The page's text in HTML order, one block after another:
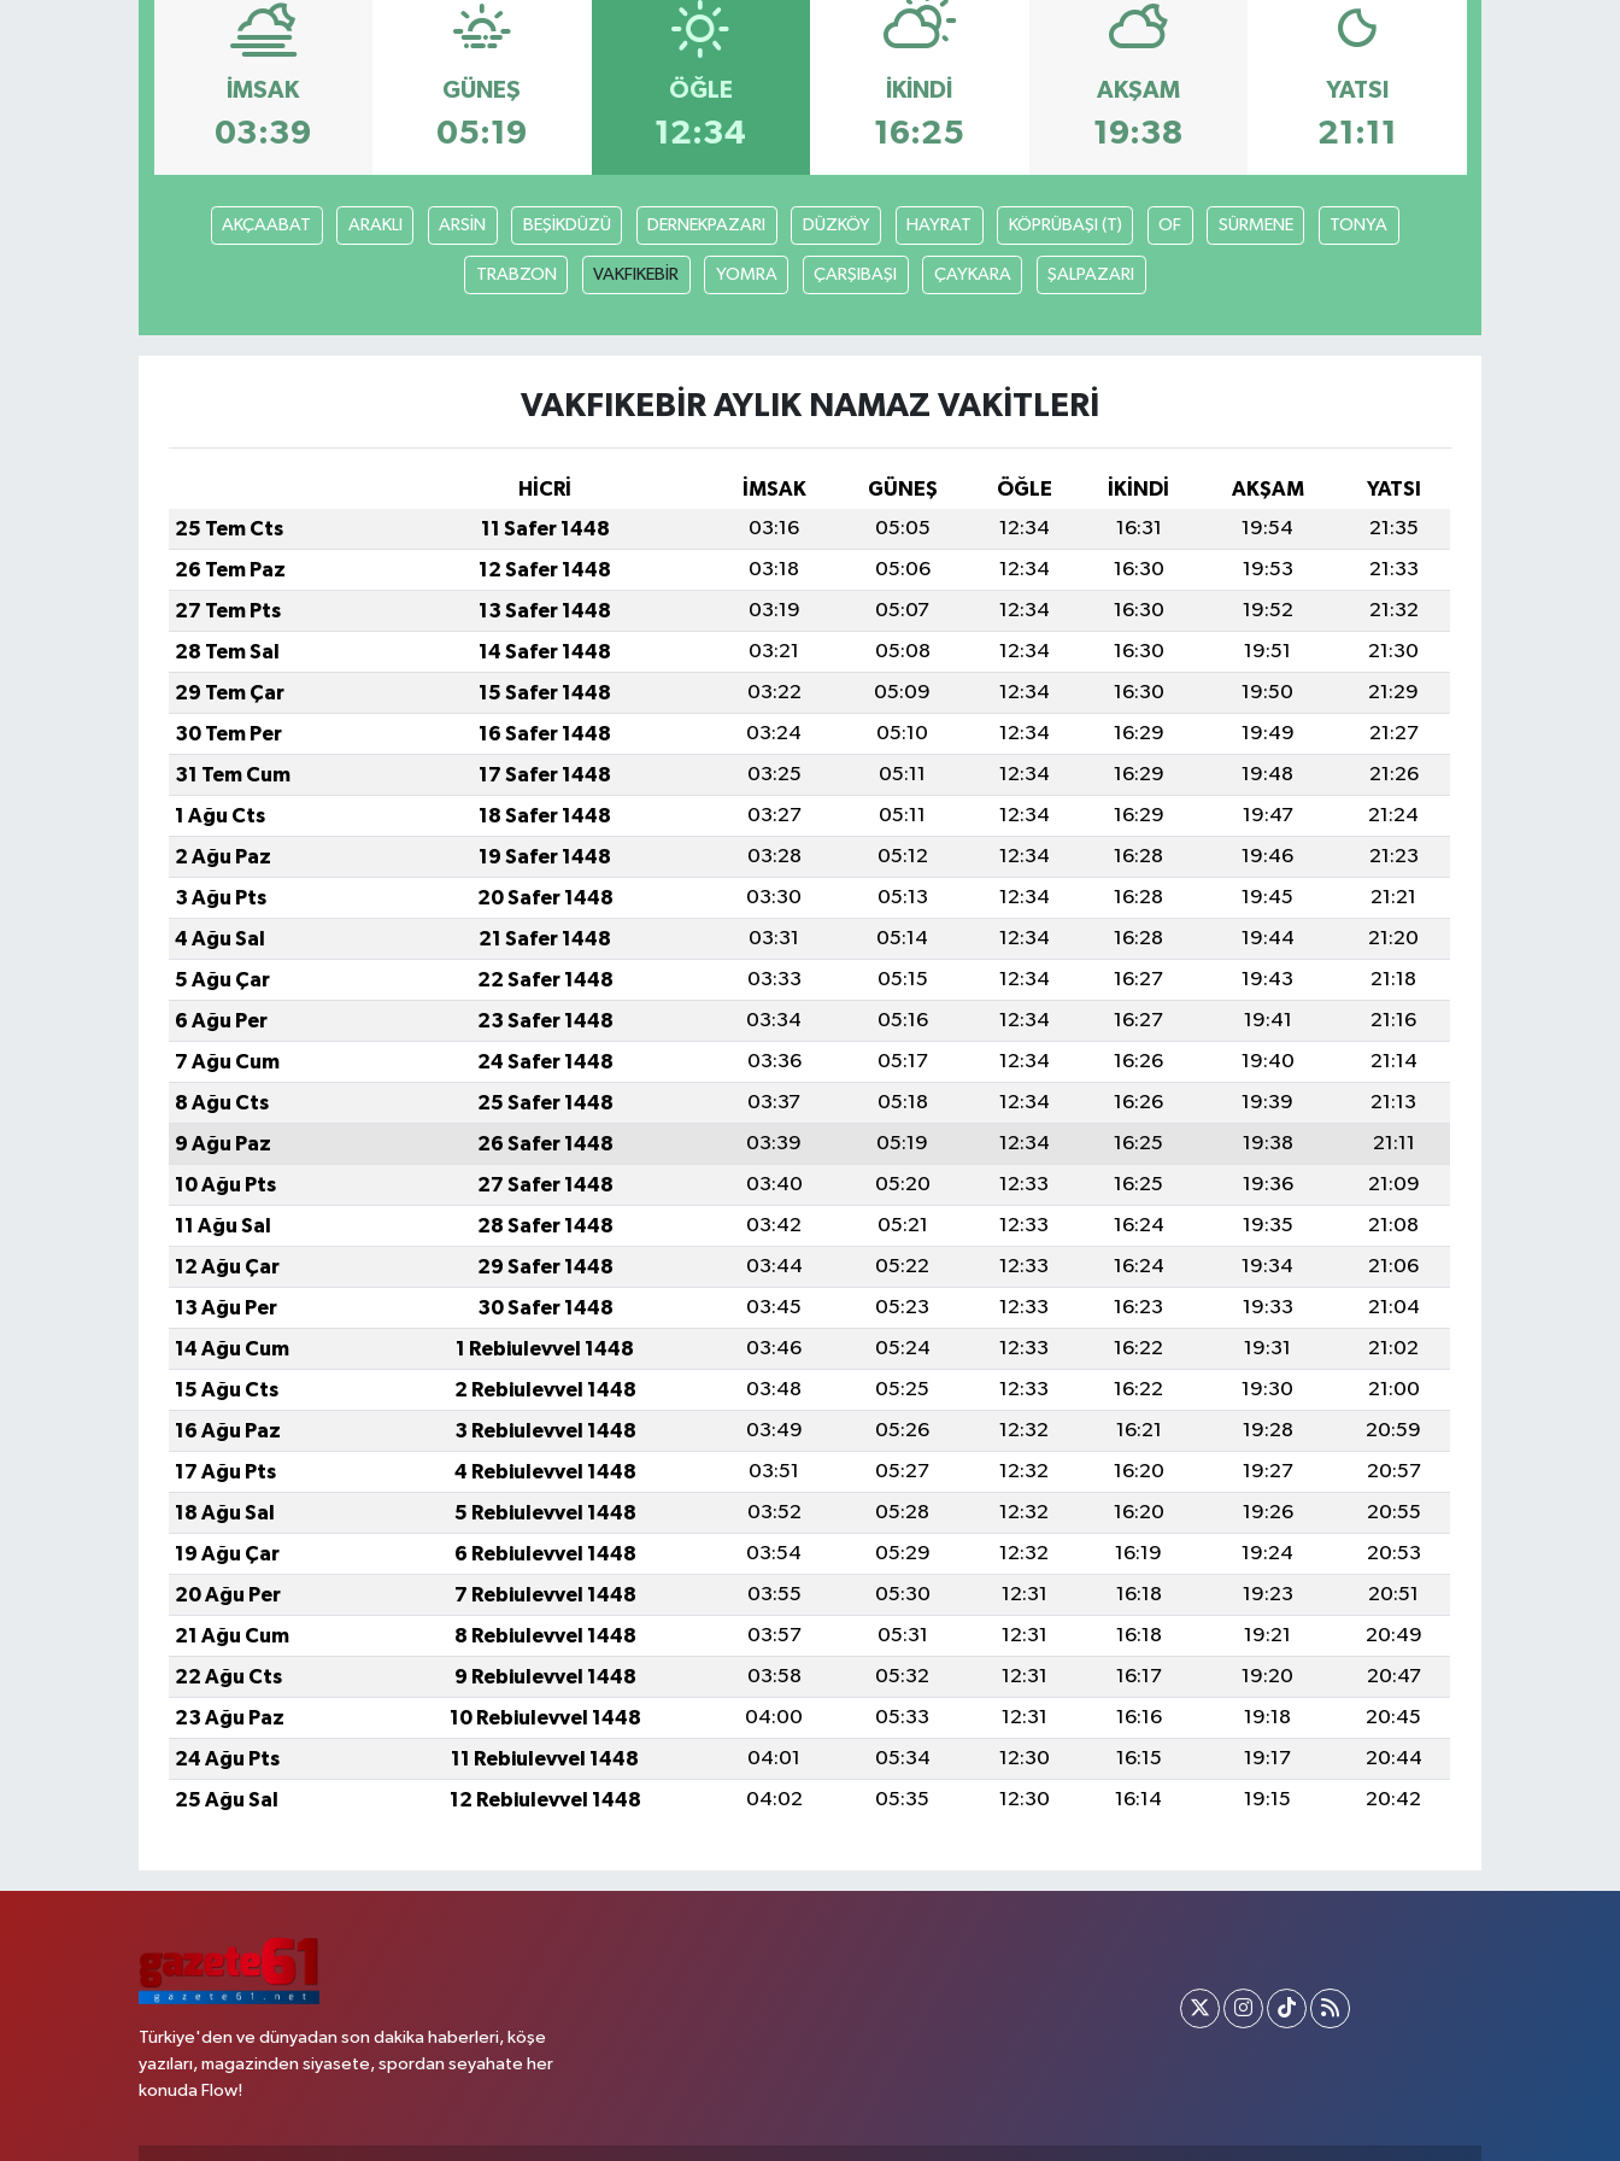
İMSAK
03:39
GÜNEŞ
05:19
ÖĞLE
12:34
İKINDI
16:25
AKŞAM
19:38
YATSI
21:11
AKÇAABAT ARAKLI ARSİN BEŞİKDÜZÜ DERNEKPAZARI DÜZKÖY HAYRAT KÖPRÜBAŞI (T) OF SÜRMENE TONYA
TRABZON VAKFIKEBİR YOMRA ÇARŞIBAŞI ÇAYKARA ŞALPAZARI
VAKFIKEBİR AYLIK NAMAZ VAKITLERI
HİCRİ İMSAK GÜNEŞ ÖĞLE İKINDI AKŞAM
YATSI
25 Tem Cts
11 Safer 1448 03:16 05:05 12:34 16:31 19:54
21:35
26 Tem Paz
12 Safer 1448 03:18 05:06 12:34 16:30 19:53
21:33
27 Tem Pts
13 Safer 1448 03:19 05:07 12:34 16:30 19:52
21:32
28 Tem Sal
14 Safer 1448 03:21 05:08 12:34 16:30 19:51
21:30
29 Tem Çar
15 Safer 1448 03:22 05:09 12:34 16:30 19:50
21:29
30 Tem Per
16 Safer 1448 03:24 05:10 12:34 16:29 19:49
21:27
31 Tem Cum
17 Safer 1448 03:25 05:11 12:34 16:29 19:48
21:26
1 Ağu Cts
18 Safer 1448 03:27 05:11 12:34 16:29 19:47
21:24
2 Ağu Paz
19 Safer 1448 03:28 05:12 12:34 16:28 19:46
21:23
3 Ağu Pts
20 Safer 1448 03:30 05:13 12:34 16:28 19:45
21:21
4 Ağu Sal
21 Safer 1448 03:31 05:14 12:34 16:28 19:44
21:20
5 Ağu Çar
22 Safer 1448 03:33 05:15 12:34 16:27 19:43
21:18
6 Ağu Per
23 Safer 1448 03:34 05:16 12:34 16:27 19:41
21:16
7 Ağu Cum
24 Safer 1448 03:36 05:17 12:34 16:26 19:40
21:14
8 Ağu Cts
25 Safer 1448 03:37 05:18 12:34 16:26 19:39
21:13
9 Ağu Paz
26 Safer 1448 03:39 05:19 12:34 16:25 19:38
21:11
10 Ağu Pts
27 Safer 1448 03:40 05:20 12:33 16:25 19:36
21:09
11 Ağu Sal
28 Safer 1448 03:42 05:21 12:33 16:24 19:35
21:08
12 Ağu Çar
29 Safer 1448 03:44 05:22 12:33 16:24 19:34
21:06
13 Ağu Per
30 Safer 1448 03:45 05:23 12:33 16:23 19:33
21:04
14 Ağu Cum
1 Rebiulevvel 1448 03:46 05:24 12:33 16:22 19:31
21:02
15 Ağu Cts
2 Rebiulevvel 1448 03:48 05:25 12:33 16:22 19:30
21:00
16 Ağu Paz
3 Rebiulevvel 1448 03:49 05:26 12:32 16:21 19:28
20:59
17 Ağu Pts
4 Rebiulevvel 1448 03:51 05:27 12:32 16:20 19:27
20:57
18 Ağu Sal
5 Rebiulevvel 1448 03:52 05:28 12:32 16:20 19:26
20:55
19 Ağu Çar
6 Rebiulevvel 1448 03:54 05:29 12:32 16:19 19:24
20:53
20 Ağu Per
7 Rebiulevvel 1448 03:55 05:30 12:31 16:18 19:23
20:51
21 Ağu Cum
8 Rebiulevvel 1448 03:57 05:31 12:31 16:18 19:21
20:49
22 Ağu Cts
9 Rebiulevvel 1448 03:58 05:32 12:31 16:17 19:20
20:47
23 Ağu Paz
10 Rebiulevvel 1448 04:00 05:33 12:31 16:16 19:18
20:45
24 Ağu Pts
11 Rebiulevvel 1448 04:01 05:34 12:30 16:15 19:17
20:44
25 Ağu Sal
12 Rebiulevvel 1448 04:02 05:35 12:30 16:14 19:15 20:42
Türkiye'den ve dünyadan son dakika haberleri, köşe
yazıları, magazinden siyasete, spordan seyahate her
konuda Flow!